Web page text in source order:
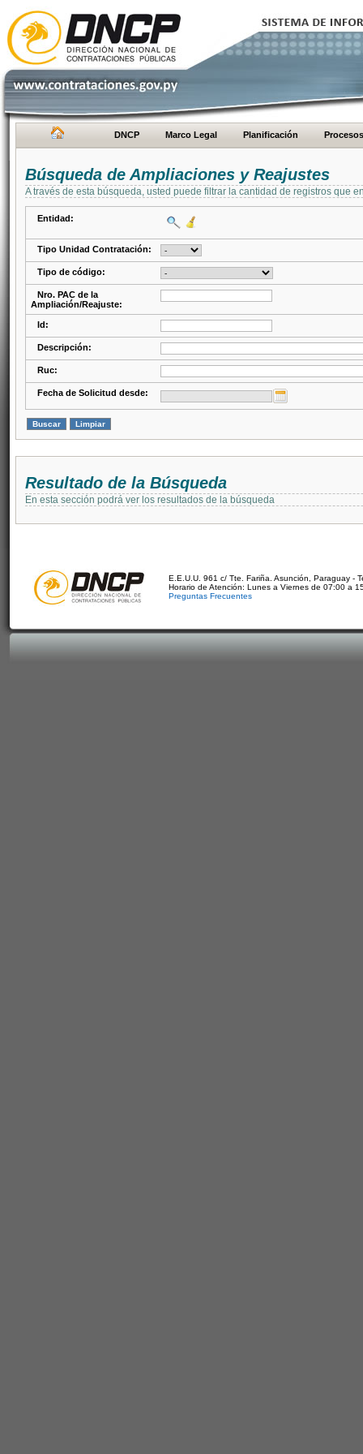
DNCP Marco Legal Planificación Procesos
Búsqueda de Ampliaciones y Reajustes
A través de esta búsqueda, usted puede filtrar la cantidad de registros que
Entidad:
Tipo Unidad Contratación:
Tipo de código:
Nro. PAC de la
Ampliación/Reajuste:
Id:
Descripción:
Ruc:
Fecha de Solicitud desde:
Resultado de la Búsqueda
En esta sección podrá ver los resultados de la búsqueda
E.E.U.U. 961 c/ Tte. Fariña. Asunción, Paraguay -
Horario de Atención: Lunes a Viernes de 07:00 a
Preguntas Frecuentes